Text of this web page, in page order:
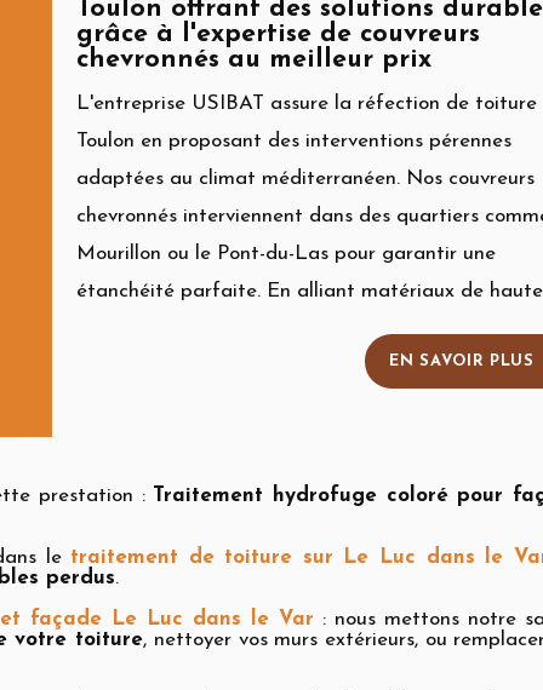
Toulon offrant des solutions
grâce à l'expertise de couvreurs
chevronnés au meilleur prix
L'entreprise USIBAT assure la réfection de toiture
Toulon en proposant des interventions pérennes
adaptées au climat méditerranéen. Nos couvreurs
chevronnés interviennent dans des quartiers
Mourillon ou le Pont-du-Las pour garantir une
étanchéité parfaite. En alliant matériaux de haute
EN SAVOIR PLUS
prestation :
Traitement hydrofuge coloré pour
le traitement de toiture sur Le Luc dans le
perdus.
façade Le Luc dans le Var : nous mettons notre
votre toiture, nettoyer vos murs extérieurs, ou